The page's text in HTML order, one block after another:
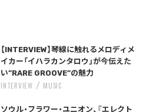
【INTERVIEW】琴線に触れるメロディメ
イカー「イハラカンタロウ」が今伝えた
い”RARE GROOVE”の魅力
INTERVIEW MUSIC
ソウル・フラワー・ユニオン、『エレクト